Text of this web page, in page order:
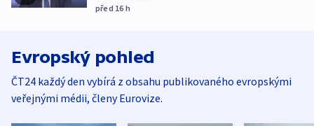
před 16 h
Evropský pohled
ČT24 každý den vybírá z obsahu publikovaného evropskými
veřejnými médii, členy Eurovize.